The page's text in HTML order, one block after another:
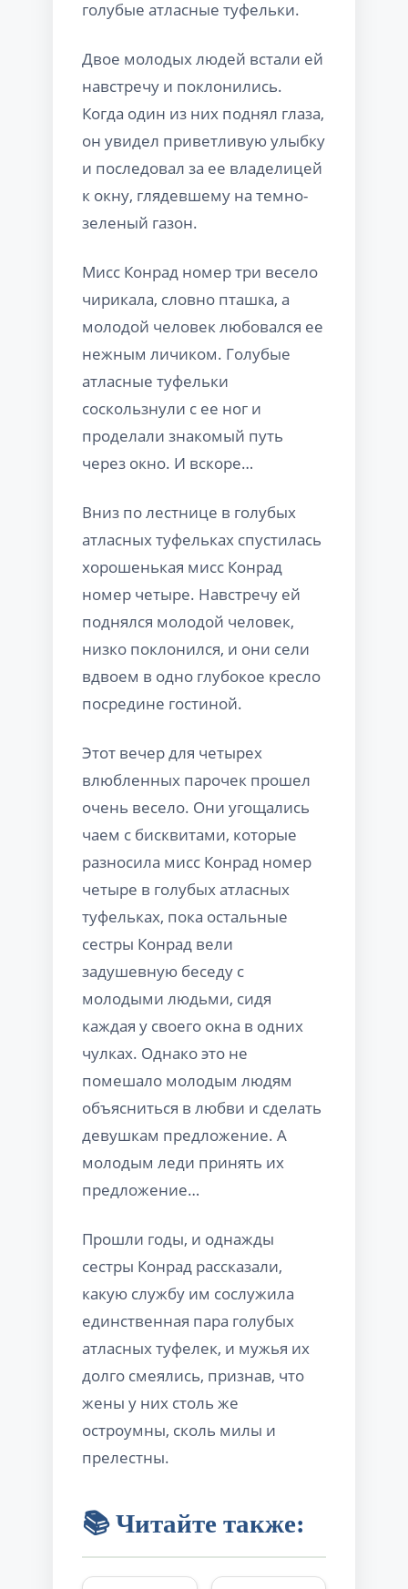
голубые атласные туфельки.
Двое молодых людей встали ей
навстречу и поклонились.
Когда один из них поднял глаза,
он увидел приветливую улыбку
и последовал за ее владелицей
к окну, глядевшему на темно-
зеленый газон.
Мисс Конрад номер три весело
чирикала, словно пташка, а
молодой человек любовался ее
нежным личиком. Голубые
атласные туфельки
соскользнули с ее ног и
проделали знакомый путь
через окно. И вскоре…
Вниз по лестнице в голубых
атласных туфельках спустилась
хорошенькая мисс Конрад
номер четыре. Навстречу ей
поднялся молодой человек,
низко поклонился, и они сели
вдвоем в одно глубокое кресло
посредине гостиной.
Этот вечер для четырех
влюбленных парочек прошел
очень весело. Они угощались
чаем с бисквитами, которые
разносила мисс Конрад номер
четыре в голубых атласных
туфельках, пока остальные
сестры Конрад вели
задушевную беседу с
молодыми людьми, сидя
каждая у своего окна в одних
чулках. Однако это не
помешало молодым людям
объясниться в любви и сделать
девушкам предложение. А
молодым леди принять их
предложение…
Прошли годы, и однажды
сестры Конрад рассказали,
какую службу им сослужила
единственная пара голубых
атласных туфелек, и мужья их
долго смеялись, признав, что
жены у них столь же
остроумны, сколь милы и
прелестны.
📚 Читайте также: